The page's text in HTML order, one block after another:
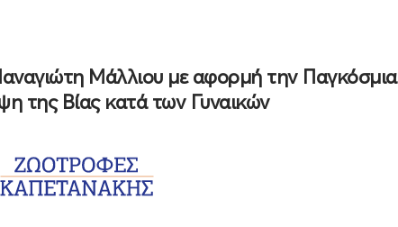
Μάλλιου με αφορμή την Παγκόσμια
της Βίας κατά των Γυναικών